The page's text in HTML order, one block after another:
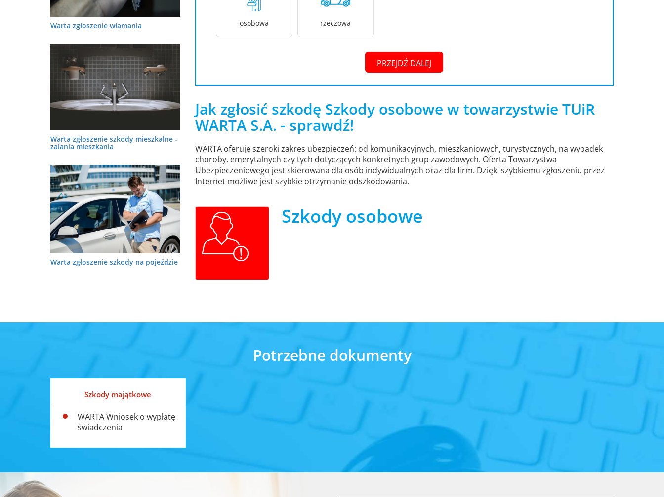
Warta zgłoszenie włamania
Warta zgłoszenie szkody mieszkalne -
zalania mieszkania
Warta zgłoszenie szkody na pojeździe
osobowa rzeczowa
PRZEJDŹ DALEJ
Jak zgłosić szkodę Szkody osobowe w towarzystwie TUiR
WARTA S.A. - sprawdź!
WARTA oferuje szeroki zakres ubezpieczeń: od komunikacyjnych, mieszkaniowych, turystycznych, na wypadek
choroby, emerytalnych czy tych dotyczących konkretnych grup zawodowych. Oferta Towarzystwa
Ubezpieczeniowego jest skierowana dla osób indywidualnych oraz dla firm. Dzięki szybkiemu zgłoszeniu przez
Internet możliwe jest szybkie otrzymanie odszkodowania.
Szkody osobowe
Potrzebne dokumenty
Szkody majątkowe
WARTA Wniosek o wypłatę
świadczenia